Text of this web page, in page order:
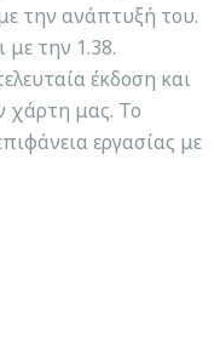
την ανάπτυξή του.
με την 1.38.
έκδοση και
χάρτη μας. Το
εργασίας με